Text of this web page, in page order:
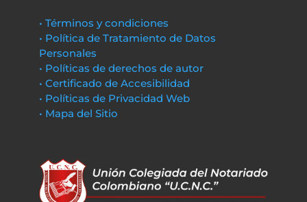
• Términos y condiciones
• Política de Tratamiento de Datos
Personales
• Políticas de derechos de autor
• Certificado de Accesibilidad
• Políticas de Privacidad Web
• Mapa del Sitio